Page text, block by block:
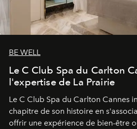
BE WELL
Le C Club Spa du Carlton
l'expertise de La Prairie
Le C Club Spa du Carlton Cannes
chapitre de son histoire en
offrir une expérience de bien-être